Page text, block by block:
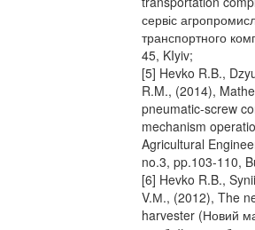
сервіс
транспортного
45, KIyiv;
[5] Hevko R.B.,
R.M., (2014),
pneumatic-screw
mechanism
Agricultural
no.3, pp.103-110,
[6] Hevko R.B.,
V.М., (2012), The
harvester (Новий